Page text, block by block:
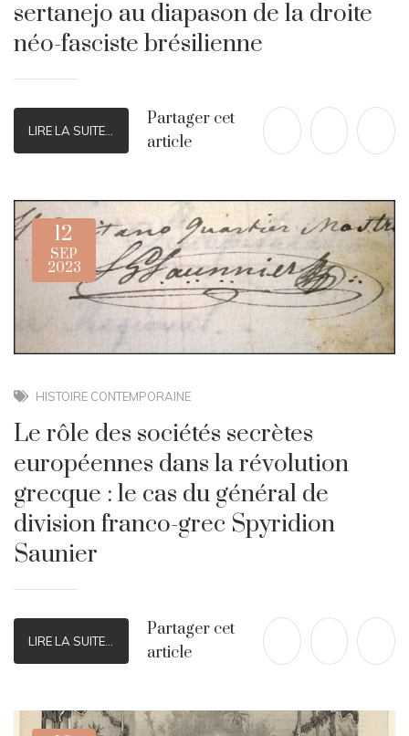
sertanejo au diapason de la droite
néo-fasciste brésilienne
LIRE LA SUITE...
Partager cet
article
12
SEP
2023
HISTOIRE CONTEMPORAINE
Le rôle des sociétés secrètes
européennes dans la révolution
grecque : le cas du général de
division franco-grec Spyridion
Saunier
LIRE LA SUITE...
Partager cet
article